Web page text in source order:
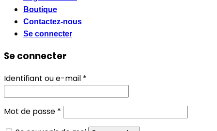
Boutique
Contactez-nous
Se connecter
Se connecter
Identifiant ou e-mail *
Mot de passe *